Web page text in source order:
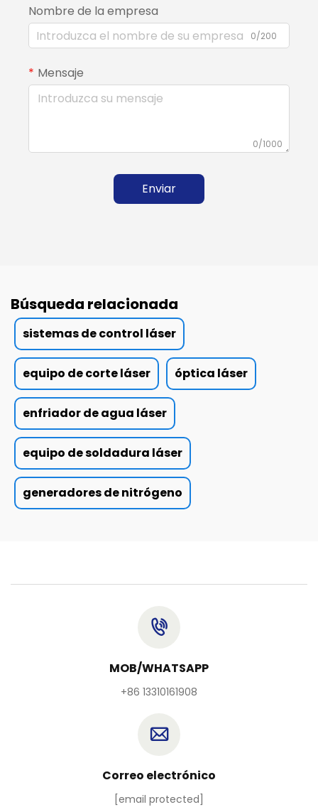
Nombre de la empresa
0/200
Mensaje
0/1000
Enviar
Búsqueda relacionada
sistemas de control láser
equipo de corte láser óptica láser
enfriador de agua láser
equipo de soldadura láser
generadores de nitrógeno
MOB/WHATSAPP
+86 13310161908
Correo electrónico
[email protected]